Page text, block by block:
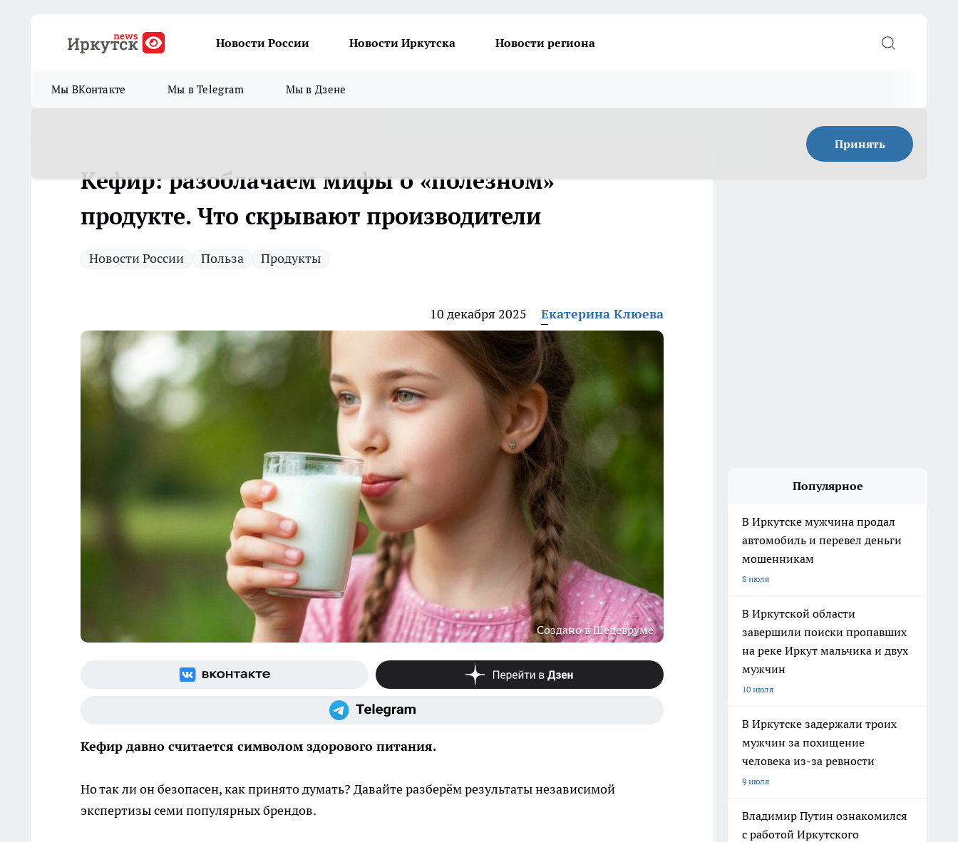
Новости России Новости Иркутска Новости региона
Мы ВКонтакте Мы в Telegram Мы в Дзене
Принять
Кефир: разоблачаем мифы о «полезном»
продукте. Что скрывают производители
Новости России Польза Продукты
10 декабря 2025 Екатерина Клюева
Создано в Шедевруме
Кефир давно считается символом здорового питания.
Но так ли он безопасен, как принято думать? Давайте разберём результаты независимой
экспертизы семи популярных брендов.
Популярное
В Иркутске мужчина продал
автомобиль и перевел деньги
мошенникам
8 июля
В Иркутской области
завершили поиски пропавших
на реке Иркут мальчика и двух
мужчин
10 июля
В Иркутске задержали троих
мужчин за похищение
человека из-за ревности
9 июля
Владимир Путин ознакомился
с работой Иркутского